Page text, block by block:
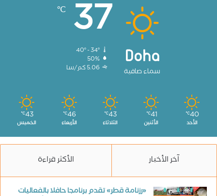
Doha
سماء صافية
37
℃
50%
5.06 كم/سا
40
℃
الأحد
41
℃
الأثنين
43
℃
الثلاثاء
46
℃
الأربعاء
43
℃
الخميس
آخر الأخبار الأكثر قراءة
«رزنامة قطر» تقدم برنامجا حافلا بالفعاليات